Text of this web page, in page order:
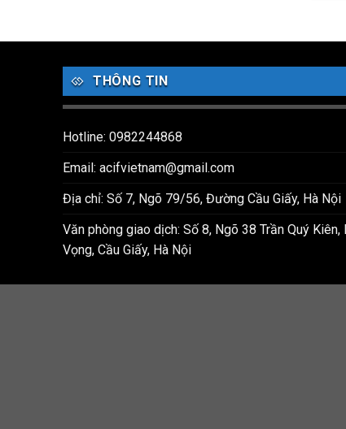
THÔNG TIN
Hotline: 0982244868
Email: acifvietnam@gmail.com
Địa chỉ: Số 7, Ngõ 79/56, Đường Cầu Giấy, Hà Nội
Văn phòng giao dịch: Số 8, Ngõ 38 Trần Quý Kiên,
Vọng, Cầu Giấy, Hà Nội